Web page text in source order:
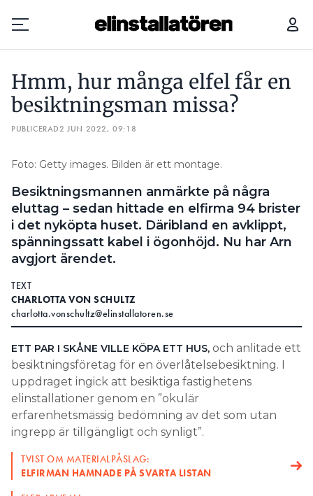
Prenumerera
Hantera prenumeration
Lediga jobb
Annonsera
Läs E-tidningen
Kontakt
Personuppgifter
SEARCH
Hmm, hur många elfel får en
besiktningsman missa?
PUBLICERAD2 JUN 2022, 09:18
Foto: Getty images. Bilden är ett montage.
Besiktningsmannen anmärkte på några
eluttag – sedan hittade en elfirma 94 brister
i det nyköpta huset. Däribland en avklippt,
spänningssatt kabel i ögonhöjd. Nu har Arn
avgjort ärendet.
TEXT
CHARLOTTA VON SCHULTZ
charlotta.vonschultz@elinstallatoren.se
ETT PAR I SKÅNE VILLE KÖPA ETT HUS, och anlitade ett
besiktningsföretag för en överlåtelsebesiktning. I
uppdraget ingick att besiktiga fastighetens
elinstallationer genom en ”okulär
erfarenhetsmässig bedömning av det som utan
ingrepp är tillgängligt och synligt”.
TVIST OM MATERIALPÅSLAG:
ELFIRMAN HAMNADE PÅ SVARTA LISTAN